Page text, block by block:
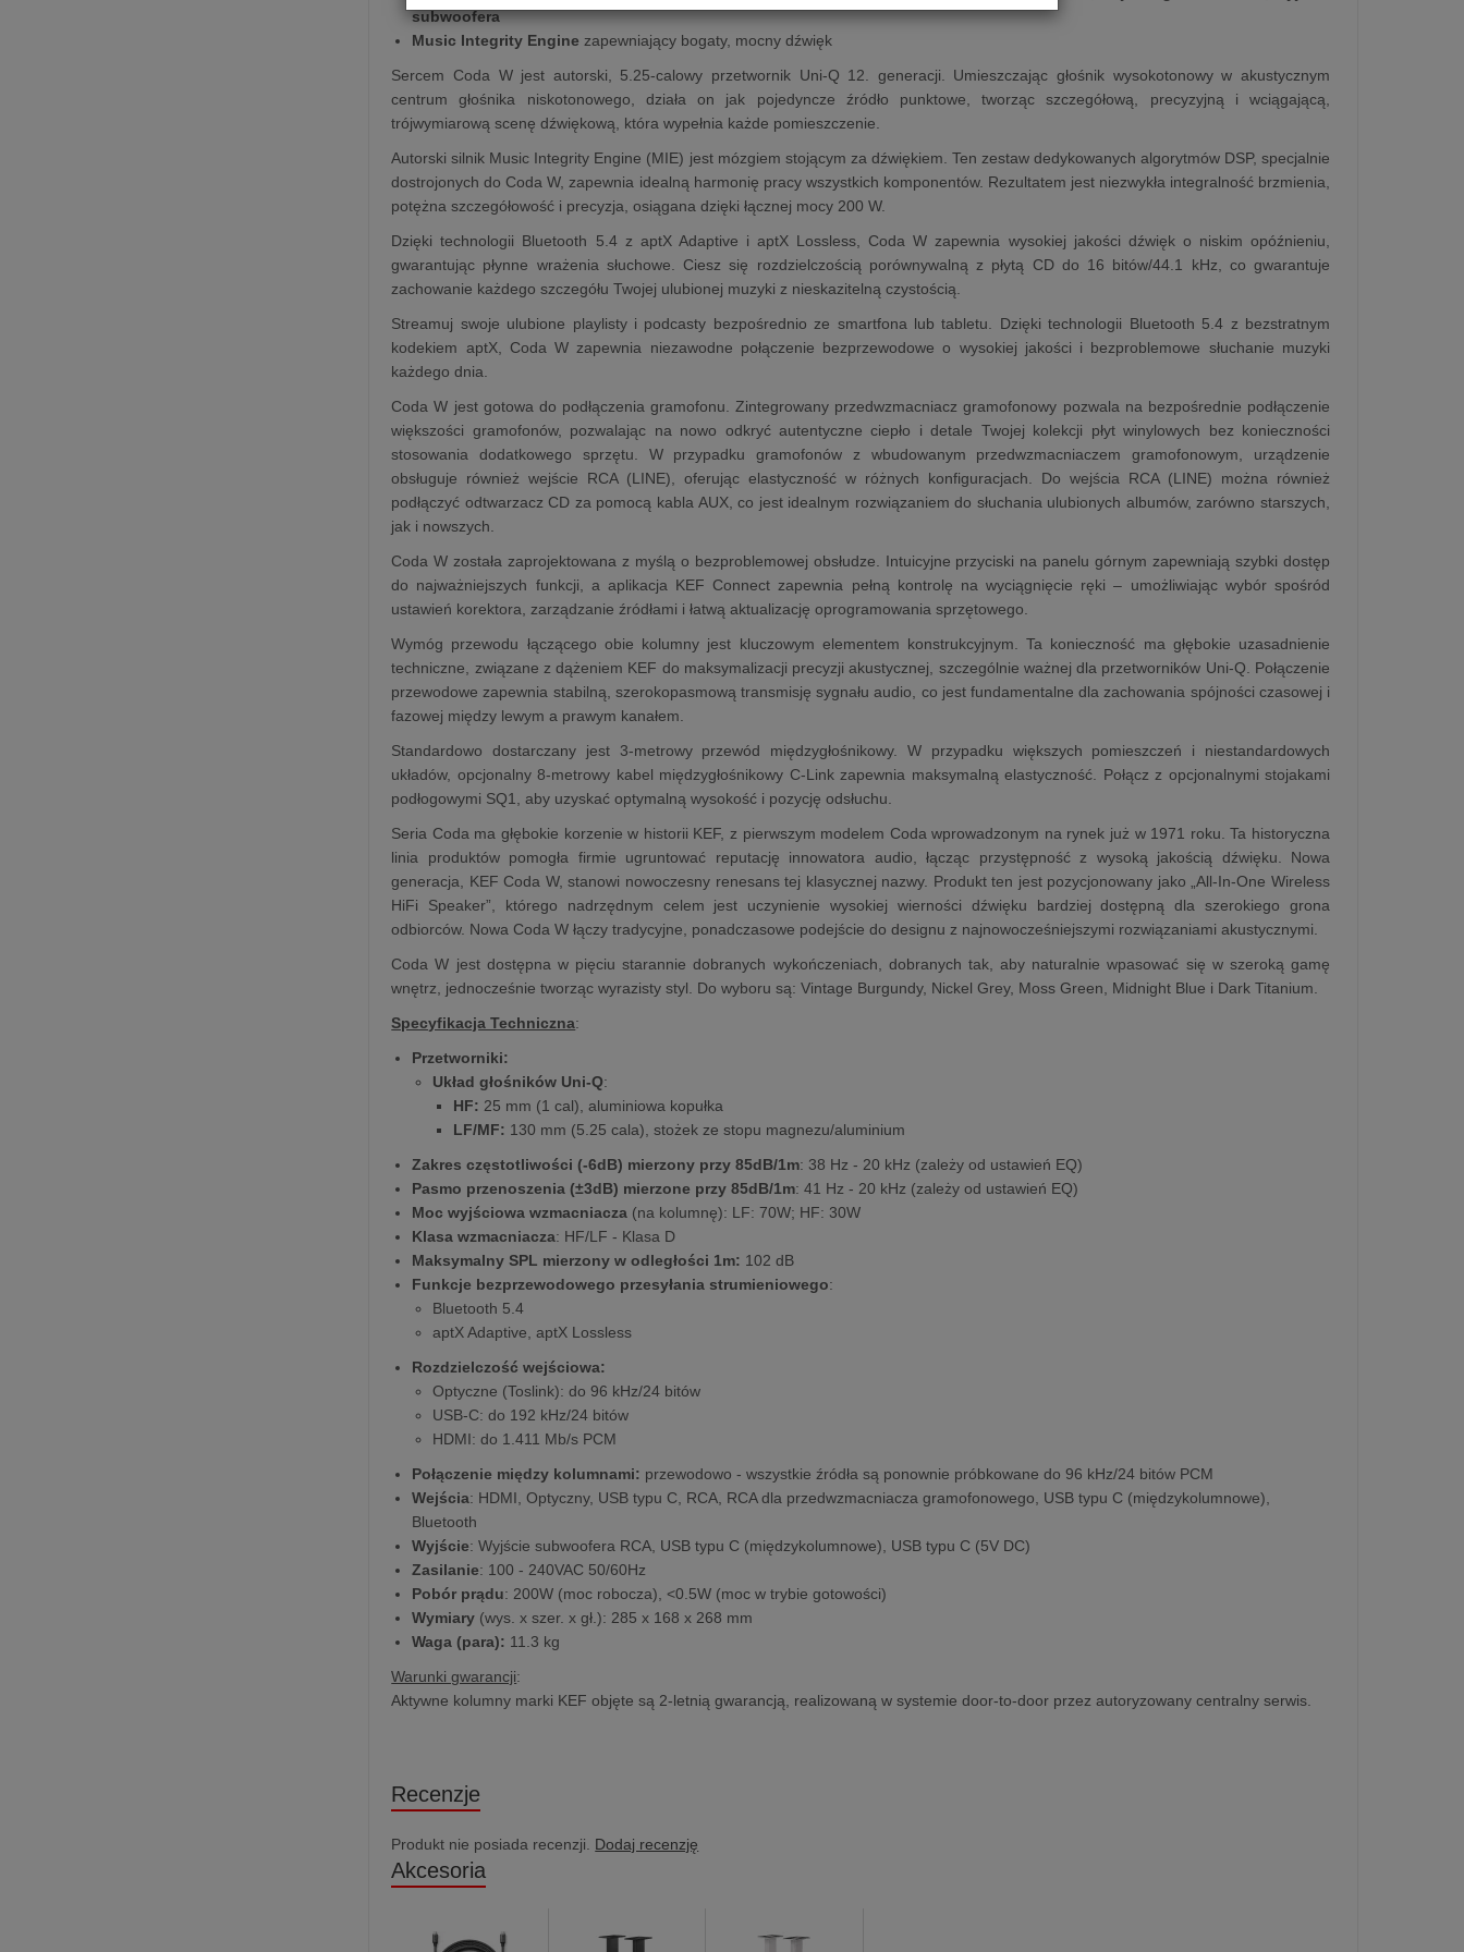
subwoofera
Music Integrity Engine zapewniający bogaty, mocny dźwięk
Sercem Coda W jest autorski, 5.25-calowy przetwornik Uni-Q 12. generacji. Umieszczając głośnik wysokotonowy w akustycznym
centrum głośnika niskotonowego, działa on jak pojedyncze źródło punktowe, tworząc szczegółową, precyzyjną i wciągającą,
trójwymiarową scenę dźwiękową, która wypełnia każde pomieszczenie.
Autorski silnik Music Integrity Engine (MIE) jest mózgiem stojącym za dźwiękiem. Ten zestaw dedykowanych algorytmów DSP, specjalnie
dostrojonych do Coda W, zapewnia idealną harmonię pracy wszystkich komponentów. Rezultatem jest niezwykła integralność brzmienia,
potężna szczegółowość i precyzja, osiągana dzięki łącznej mocy 200 W.
Dzięki technologii Bluetooth 5.4 z aptX Adaptive i aptX Lossless, Coda W zapewnia wysokiej jakości dźwięk o niskim opóźnieniu,
gwarantując płynne wrażenia słuchowe. Ciesz się rozdzielczością porównywalną z płytą CD do 16 bitów/44.1 kHz, co gwarantuje
zachowanie każdego szczegółu Twojej ulubionej muzyki z nieskazitelną czystością.
Streamuj swoje ulubione playlisty i podcasty bezpośrednio ze smartfona lub tabletu. Dzięki technologii Bluetooth 5.4 z bezstratnym
kodekiem aptX, Coda W zapewnia niezawodne połączenie bezprzewodowe o wysokiej jakości i bezproblemowe słuchanie muzyki
każdego dnia.
Coda W jest gotowa do podłączenia gramofonu. Zintegrowany przedwzmacniacz gramofonowy pozwala na bezpośrednie podłączenie
większości gramofonów, pozwalając na nowo odkryć autentyczne ciepło i detale Twojej kolekcji płyt winylowych bez konieczności
stosowania dodatkowego sprzętu. W przypadku gramofonów z wbudowanym przedwzmacniaczem gramofonowym, urządzenie
obsługuje również wejście RCA (LINE), oferując elastyczność w różnych konfiguracjach. Do wejścia RCA (LINE) można również
podłączyć odtwarzacz CD za pomocą kabla AUX, co jest idealnym rozwiązaniem do słuchania ulubionych albumów, zarówno starszych,
jak i nowszych.
Coda W została zaprojektowana z myślą o bezproblemowej obsłudze. Intuicyjne przyciski na panelu górnym zapewniają szybki dostęp
do najważniejszych funkcji, a aplikacja KEF Connect zapewnia pełną kontrolę na wyciągnięcie ręki – umożliwiając wybór spośród
ustawień korektora, zarządzanie źródłami i łatwą aktualizację oprogramowania sprzętowego.
Wymóg przewodu łączącego obie kolumny jest kluczowym elementem konstrukcyjnym. Ta konieczność ma głębokie uzasadnienie
techniczne, związane z dążeniem KEF do maksymalizacji precyzji akustycznej, szczególnie ważnej dla przetworników Uni-Q. Połączenie
przewodowe zapewnia stabilną, szerokopasmową transmisję sygnału audio, co jest fundamentalne dla zachowania spójności czasowej i
fazowej między lewym a prawym kanałem.
Standardowo dostarczany jest 3-metrowy przewód międzygłośnikowy. W przypadku większych pomieszczeń i niestandardowych
układów, opcjonalny 8-metrowy kabel międzygłośnikowy C-Link zapewnia maksymalną elastyczność. Połącz z opcjonalnymi stojakami
podłogowymi SQ1, aby uzyskać optymalną wysokość i pozycję odsłuchu.
Seria Coda ma głębokie korzenie w historii KEF, z pierwszym modelem Coda wprowadzonym na rynek już w 1971 roku. Ta historyczna
linia produktów pomogła firmie ugruntować reputację innowatora audio, łącząc przystępność z wysoką jakością dźwięku. Nowa
generacja, KEF Coda W, stanowi nowoczesny renesans tej klasycznej nazwy. Produkt ten jest pozycjonowany jako „All-In-One Wireless
HiFi Speaker”, którego nadrzędnym celem jest uczynienie wysokiej wierności dźwięku bardziej dostępną dla szerokiego grona
odbiorców. Nowa Coda W łączy tradycyjne, ponadczasowe podejście do designu z najnowocześniejszymi rozwiązaniami akustycznymi.
Coda W jest dostępna w pięciu starannie dobranych wykończeniach, dobranych tak, aby naturalnie wpasować się w szeroką gamę
wnętrz, jednocześnie tworząc wyrazisty styl. Do wyboru są: Vintage Burgundy, Nickel Grey, Moss Green, Midnight Blue i Dark Titanium.
Specyfikacja Techniczna:
Przetworniki:
Układ głośników Uni-Q:
HF: 25 mm (1 cal), aluminiowa kopułka
LF/MF: 130 mm (5.25 cala), stożek ze stopu magnezu/aluminium
Zakres częstotliwości (-6dB) mierzony przy 85dB/1m: 38 Hz - 20 kHz (zależy od ustawień EQ)
Pasmo przenoszenia (±3dB) mierzone przy 85dB/1m: 41 Hz - 20 kHz (zależy od ustawień EQ)
Moc wyjściowa wzmacniacza (na kolumnę): LF: 70W; HF: 30W
Klasa wzmacniacza: HF/LF - Klasa D
Maksymalny SPL mierzony w odległości 1m: 102 dB
Funkcje bezprzewodowego przesyłania strumieniowego:
Bluetooth 5.4
aptX Adaptive, aptX Lossless
Rozdzielczość wejściowa:
Optyczne (Toslink): do 96 kHz/24 bitów
USB-C: do 192 kHz/24 bitów
HDMI: do 1.411 Mb/s PCM
Połączenie między kolumnami: przewodowo - wszystkie źródła są ponownie próbkowane do 96 kHz/24 bitów PCM
Wejścia: HDMI, Optyczny, USB typu C, RCA, RCA dla przedwzmacniacza gramofonowego, USB typu C (międzykolumnowe),
Bluetooth
Wyjście: Wyjście subwoofera RCA, USB typu C (międzykolumnowe), USB typu C (5V DC)
Zasilanie: 100 - 240VAC 50/60Hz
Pobór prądu: 200W (moc robocza), <0.5W (moc w trybie gotowości)
Wymiary (wys. x szer. x gł.): 285 x 168 x 268 mm
Waga (para): 11.3 kg
Warunki gwarancji:
Aktywne kolumny marki KEF objęte są 2-letnią gwarancją, realizowaną w systemie door-to-door przez autoryzowany centralny serwis.
Recenzje
Produkt nie posiada recenzji. Dodaj recenzję
Akcesoria